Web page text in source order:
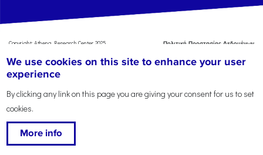
Copyright: Athena Research Center, 2025
Πολιτική Προστασίας Δεδομένων
Χρήσης
Αναφορά
We use cookies on this site to enhance your user
experience
By clicking any link on this page you are giving your consent for us to set
cookies.
More info